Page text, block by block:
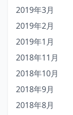
2019年3月
2019年2月
2019年1月
2018年11月
2018年10月
2018年9月
2018年8月